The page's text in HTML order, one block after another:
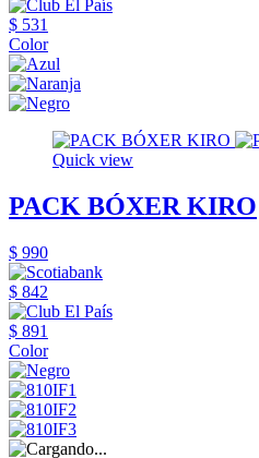
$ 531
Color
Quick view
PACK BÓXER KIRO
$ 990
$ 842
$ 891
Color